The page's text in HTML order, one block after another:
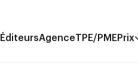
ÉditeursAgenceTPE/PMEPrix